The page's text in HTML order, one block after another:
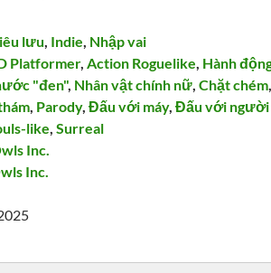
lưu, Indie, Nhập vai
Platformer,Action Roguelike, Hành
"đen", Nhân vật chính nữ,Chặt chém,
, Parody,Đấu với máy,Đấu với
like,Surreal
Inc.
Inc.